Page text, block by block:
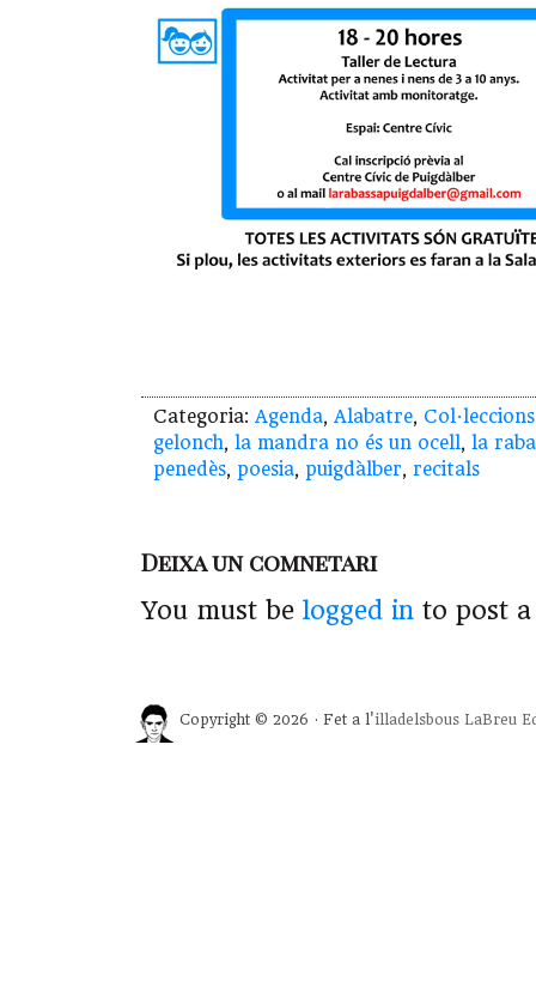
Categoria: Agenda, Alabatre, Col·leccions
gelonch, la mandra no és un ocell, la
penedès, poesia, puigdàlber, recitals
Deixa un comnetari
You must be logged in to post
Copyright © 2026 · Fet a l'illadelsbous LaBreu